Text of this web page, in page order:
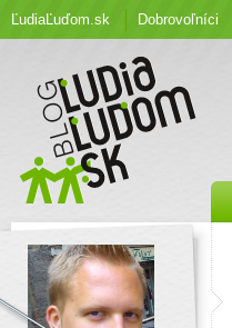
ĽudiaĽuďom.sk Dobrovoľníci